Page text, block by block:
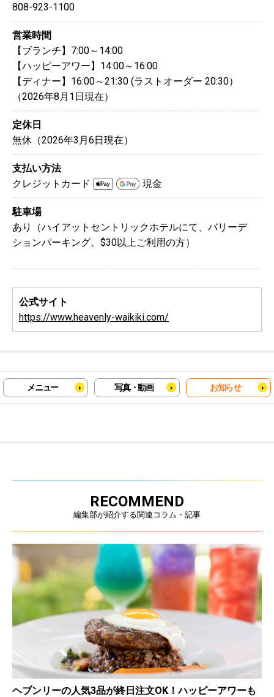
808-923-1100
営業時間
【ブランチ】7:00～14:00
【ハッピーアワー】14:00～16:00
【ディナー】16:00～21:30 (ラストオーダー 20:30）
（2026年8月1日現在）
定休日
無休（2026年3月6日現在）
支払い方法
クレジットカード
現金
駐車場
あり（ハイアットセントリックホテルにて、バリーデ
ションパーキング。$30以上ご利用の方）
公式サイト
https://www.heavenly-waikiki.com/
メニュー 写真・動画 お知らせ
RECOMMEND
編集部が紹介する関連コラム・記事
ヘブンリーの人気3品が終日注文OK！ハッピーアワーも